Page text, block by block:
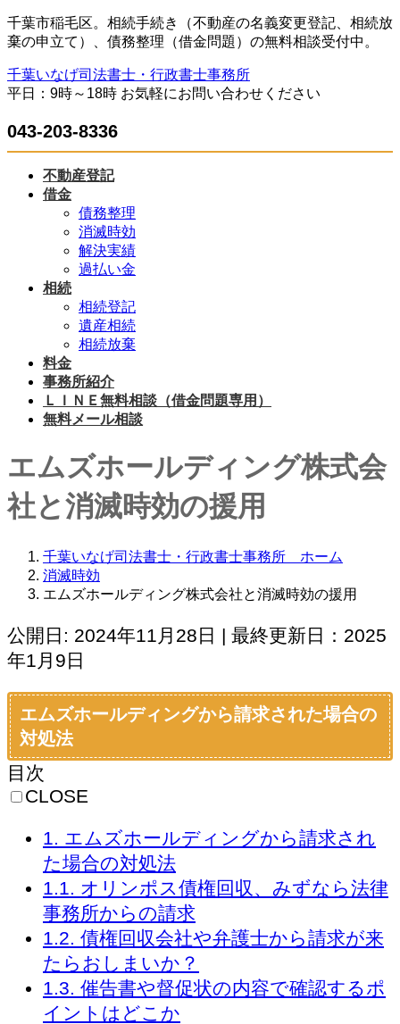
コ
ン
ン
ツ
ス
キ
ナ
ビ
ー
シ
ン
に
千葉市稲毛区。相続手続き（不動産の名義変更登記、相続放
棄の申立て）、債務整理（借金問題）の無料相談受付中。
千葉いなげ司法書士・行政書士事務所
平日：9時～18時 お気軽にお問い合わせください
043-203-8336
不動産登記
借金
債務整理
消滅時効
解決実績
過払い金
相続
相続登記
遺産相続
相続放棄
料金
事務所紹介
ＬＩＮＥ無料相談（借金問題専用）
無料メール相談
エムズホールディング株式会
社と消滅時効の援用
千葉いなげ司法書士・行政書士事務所 ホーム
消滅時効
エムズホールディング株式会社と消滅時効の援用
公開日: 2024年11月28日 | 最終更新日：2025
年1月9日
エムズホールディングから請求された場合の
対処法
目次
CLOSE
1. エムズホールディングから請求され
た場合の対処法
1.1. オリンポス債権回収、みずなら法律
事務所からの請求
1.2. 債権回収会社や弁護士から請求が来
たらおしまいか？
1.3. 催告書や督促状の内容で確認するポ
イントはどこか